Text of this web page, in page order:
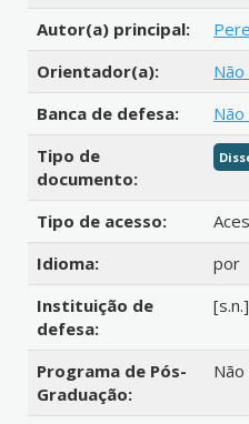
Autor(a) principal:
Orientador(a):
Banca de defesa:
Tipo de
documento:
Tipo de acesso:
Idioma:
por
Instituição de
defesa:
[s.n.]
Programa de Pós-
Graduação: